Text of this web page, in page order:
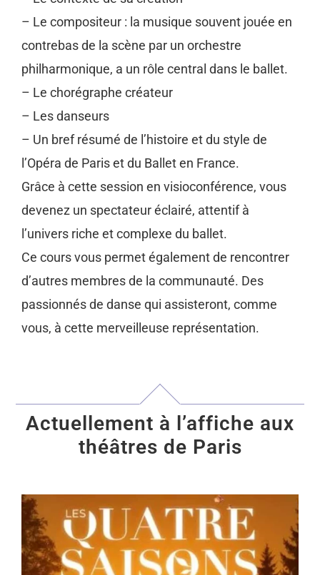
– Le compositeur : la musique souvent jouée en
contrebas de la scène par un orchestre
philharmonique, a un rôle central dans le ballet.
– Le chorégraphe créateur
– Les danseurs
– Un bref résumé de l’histoire et du style de
l’Opéra de Paris et du Ballet en France.
Grâce à cette session en visioconférence, vous
devenez un spectateur éclairé, attentif à
l’univers riche et complexe du ballet.
Ce cours vous permet également de rencontrer
d’autres membres de la communauté. Des
passionnés de danse qui assisteront, comme
vous, à cette merveilleuse représentation.
Actuellement à l’affiche aux
théâtres de Paris